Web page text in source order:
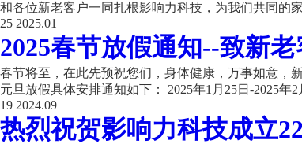
和各位新老客户一同扎根影响力科技，为我们共同的
25 2025.01
2025春节放假通知--致新
春节将至，在此先预祝您们，身体健康，万事如意，
元旦放假具体安排通知如下： 2025年1月25日-2025年
19 2024.09
热烈祝贺影响力科技成立